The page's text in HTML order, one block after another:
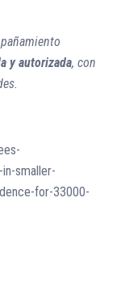
y autorizada, con
smaller-
for-33000-